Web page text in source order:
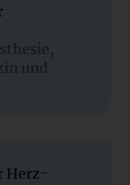
und
Herz-